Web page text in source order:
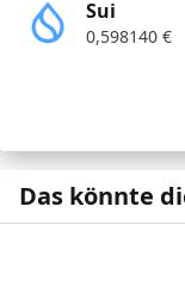
Sui
0,598140 €
Das könnte